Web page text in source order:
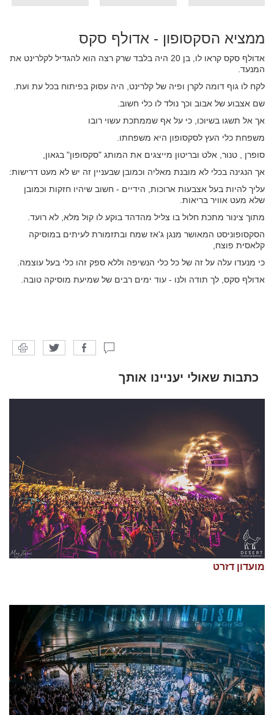
ממציא הסקסופון - אדולף סקס
אדולף סקס קראו לו, בן 20 היה בלבד שרק רצה הוא להגדיל לקלרינט את
המנעד.
לקח לו גוף דומה לקרן ופיה של קלרינט, היה עסוק בפיתוח בכל עת ועת.
שם אצבוע של אבוב וכך נולד לו כלי חשוב.
אך אל תשגו בשיוכו, כי על אף שממתכת עשוי רובו
משפחת כלי העץ לסקסופון היא משפחתו.
סופרן , טנור, אלט ובריטון מייצגים את המותג "סקסופון" בגאון,
אך הנגינה בכלי לא מובנת מאליה וכמובן שבעניין זה יש לא מעט דרישות:
עליך להיות בעל אצבעות ארוכות, הידיים - חשוב שיהיו חזקות וכמובן
שלא מעט אוויר בריאות.
מתוך צינור מתכת חלול בו צליל מהדהד בוקע לו קול מלא, לא רועד.
הסקסופוניסט המאושר מנגן ג'אז שמח ובתזמורת לעיתים במוסיקה
קלאסית פוצח,
כי מנעדו עלה על זה של כל כלי הנשיפה וללא ספק זהו כלי בעל עוצמה.
אדולף סקס, לך תודה ולנו - עוד ימים רבים של שמיעת מוסיקה טובה.
כתבות שאולי יעניינו אותך
מועדון דזרט